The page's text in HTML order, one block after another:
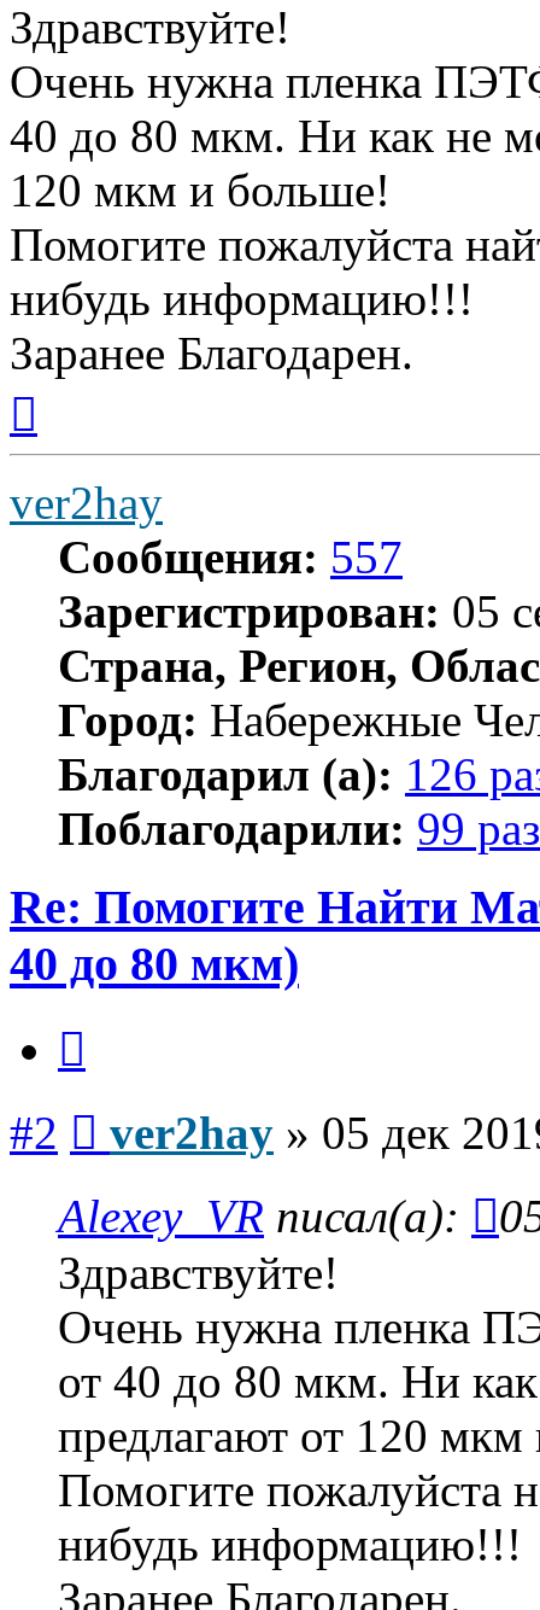
Здравствуйте!
Очень нужна пленка
40 до 80 мкм. Ни как не
120 мкм и больше!
Помогите пожалуйста
нибудь информацию!!!
Заранее Благодарен.
началу
ver2hay
Сообщения: 557
Зарегистрирован: 05
Страна, Регион,
Город: Набережные
Благодарил (а): 126
Поблагодарили: 99 раз
Re: Помогите Найти
40 до 80 мкм)
#2 ver2hay » 05 дек
Alexey_VR писал(а):
Здравствуйте!
Очень нужна пленка
от 40 до 80 мкм. Ни
предлагают от 120
Помогите пожалуйста
нибудь информацию!!!
Заранее Благодарен.